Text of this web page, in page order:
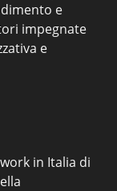
e
impegnate
e
in Italia di